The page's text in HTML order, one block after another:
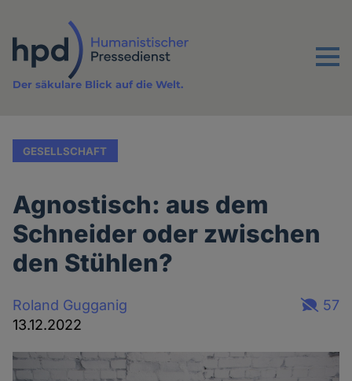
Inhalt
Menu
Der säkulare Blick auf die Welt.
GESELLSCHAFT
Agnostisch: aus dem
Schneider oder zwischen
den Stühlen?
Roland Gugganig
13.12.2022
57